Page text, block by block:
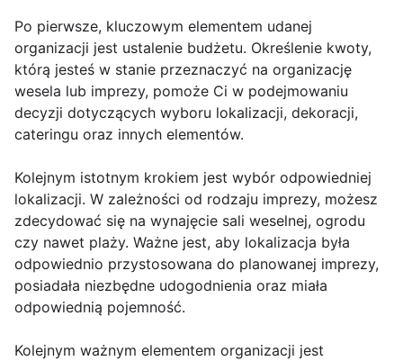
Po pierwsze, kluczowym elementem udanej
organizacji jest ustalenie budżetu. Określenie kwoty,
którą jesteś w stanie przeznaczyć na organizację
wesela lub imprezy, pomoże Ci w podejmowaniu
decyzji dotyczących wyboru lokalizacji, dekoracji,
cateringu oraz innych elementów.
Kolejnym istotnym krokiem jest wybór odpowiedniej
lokalizacji. W zależności od rodzaju imprezy, możesz
zdecydować się na wynajęcie sali weselnej, ogrodu
czy nawet plaży. Ważne jest, aby lokalizacja była
odpowiednio przystosowana do planowanej imprezy,
posiadała niezbędne udogodnienia oraz miała
odpowiednią pojemność.
Kolejnym ważnym elementem organizacji jest